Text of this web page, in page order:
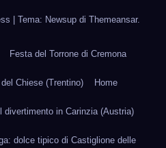
Tema: Newsup di Themeansar.
Festa del Torrone di Cremona
Chiese (Trentino) Home
Il divertimento in Carinzia (Austria)
dolce tipico di Castiglione delle